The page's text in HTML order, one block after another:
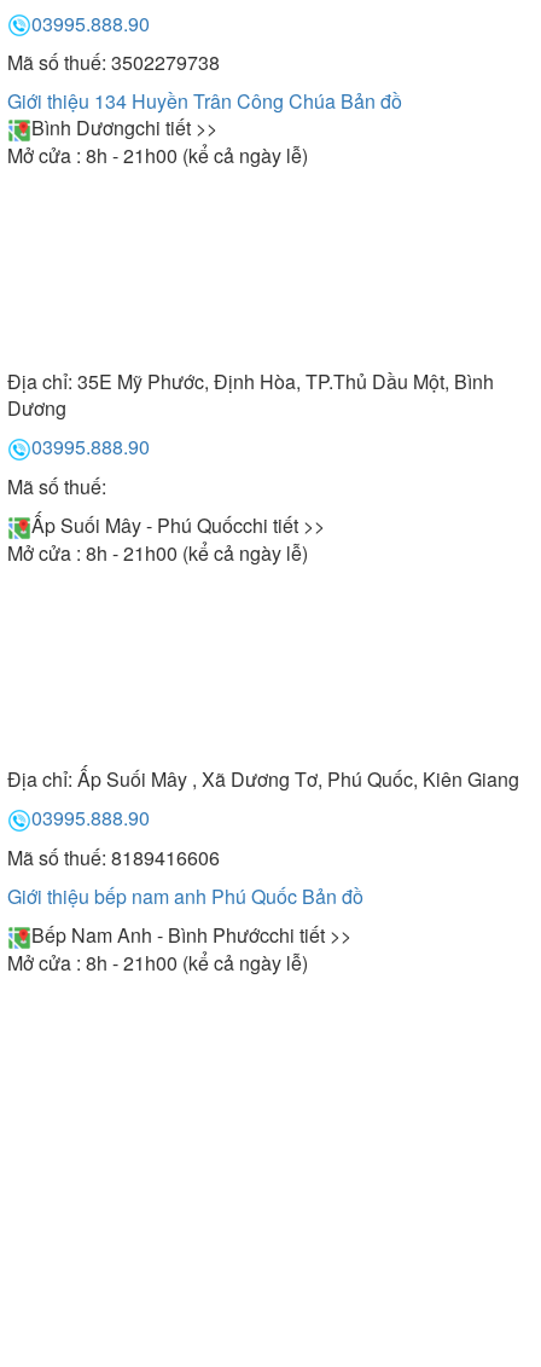
03995.888.90
Mã số thuế: 3502279738
Giới thiệu 134 Huyền Trân Công Chúa Bản đồ
Bình Dươngchi tiết >>
Mở cửa : 8h - 21h00 (kể cả ngày lễ)
Địa chỉ: 35E Mỹ Phước, Định Hòa, TP.Thủ Dầu Một, Bình
Dương
03995.888.90
Mã số thuế:
Ấp Suối Mây - Phú Quốcchi tiết >>
Mở cửa : 8h - 21h00 (kể cả ngày lễ)
Địa chỉ: Ấp Suối Mây , Xã Dương Tơ, Phú Quốc, Kiên Giang
03995.888.90
Mã số thuế: 8189416606
Giới thiệu bếp nam anh Phú Quốc Bản đồ
Bếp Nam Anh - Bình Phướcchi tiết >>
Mở cửa : 8h - 21h00 (kể cả ngày lễ)